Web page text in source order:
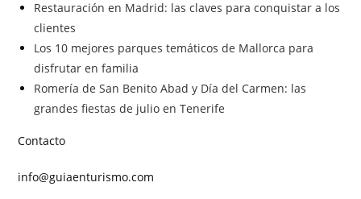
Restauración en Madrid: las claves para conquistar a los
clientes
Los 10 mejores parques temáticos de Mallorca para
disfrutar en familia
Romería de San Benito Abad y Día del Carmen: las
grandes fiestas de julio en Tenerife
Contacto
info@guiaenturismo.com